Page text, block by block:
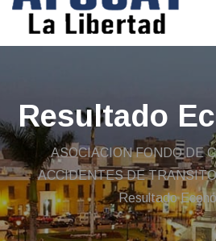
Resultado
ASOCIACION FONDO DE
ACCIDENTES DE
Resultado